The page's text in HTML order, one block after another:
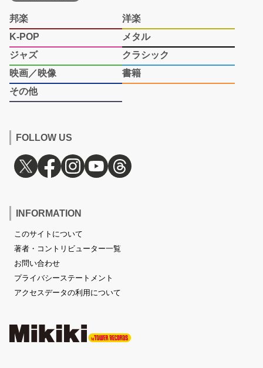
邦楽
洋楽
K-POP
メタル
ジャズ
クラシック
映画／映像
書籍
その他
FOLLOW US
INFORMATION
このサイトについて
著者・コントリビューター一覧
お問い合わせ
プライバシーステートメント
アクセスデータの利用について